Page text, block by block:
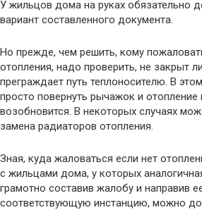
У жильцов дома на руках обязательно
вариант составленного документа.
Но прежде, чем решить, кому
отопления, надо проверить, не закрыт
преграждает путь теплоносителю. В
просто повернуть рычажок и отопление
возобновится. В некоторых случаях
замена радиаторов отопления.
Зная, куда жаловаться если нет
с жильцами дома, у которых
грамотно составив жалобу и направив
соответствующую инстанцию, можно